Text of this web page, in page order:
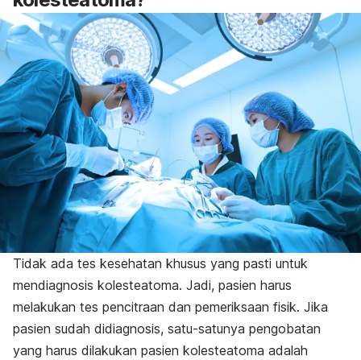
Tidak ada tes kesehatan khusus yang pasti untuk
mendiagnosis kolesteatoma. Jadi, pasien harus
melakukan tes pencitraan dan pemeriksaan fisik. Jika
pasien sudah didiagnosis, satu-satunya pengobatan
yang harus dilakukan pasien kolesteatoma adalah